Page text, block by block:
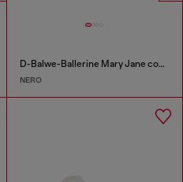
D-Balwe-Ballerine Mary Jane con fascetta a contrasto
NERO